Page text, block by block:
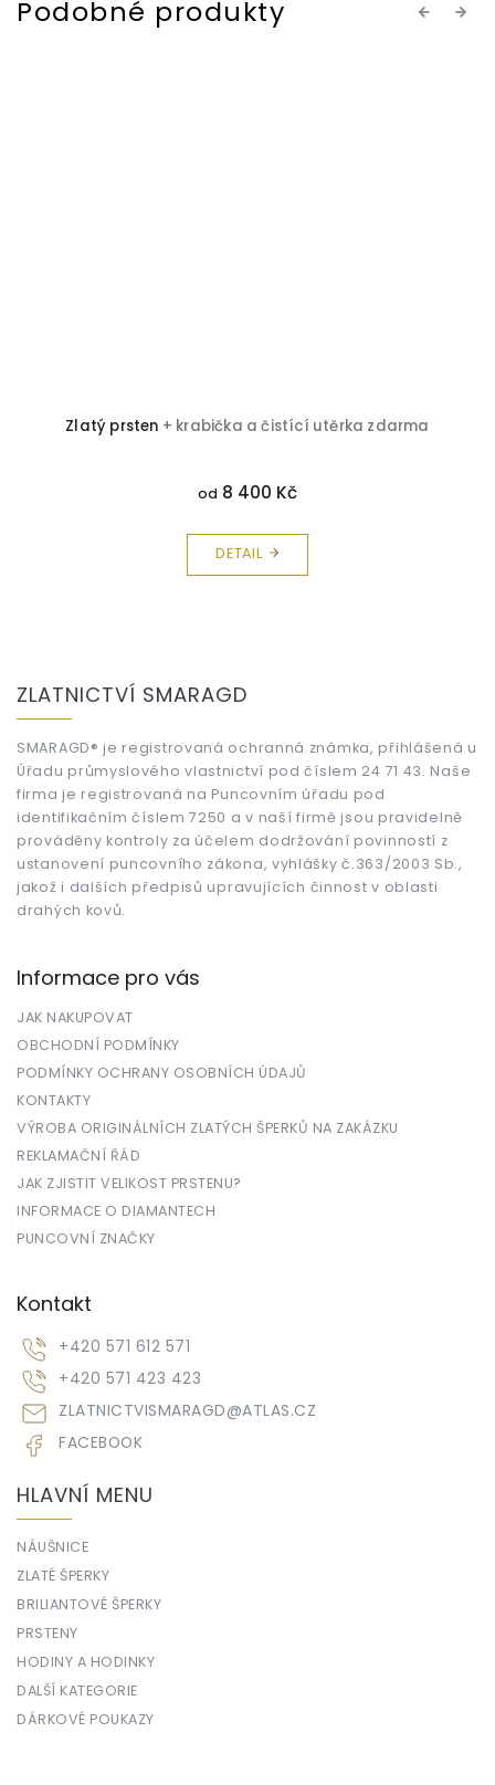
Previous
Zlatý prsten + krabička a čistící utěrka zdarma
od 8 400 Kč
DETAIL
Next
ZLATNICTVÍ SMARAGD
SMARAGD® je registrovaná ochranná známka, přihlášená u
Úřadu průmyslového vlastnictví pod číslem 24 71 43. Naše
firma je registrovaná na Puncovním úřadu pod
identifikačním číslem 7250 a v naší firmě jsou pravidelně
prováděny kontroly za účelem dodržování povinností z
ustanovení puncovního zákona, vyhlášky č.363/2003 Sb.,
jakož i dalších předpisů upravujících činnost v oblasti
drahých kovů.
Informace pro vás
JAK NAKUPOVAT
OBCHODNÍ PODMÍNKY
PODMÍNKY OCHRANY OSOBNÍCH ÚDAJŮ
KONTAKTY
VÝROBA ORIGINÁLNÍCH ZLATÝCH ŠPERKŮ NA ZAKÁZKU
REKLAMAČNÍ ŘÁD
JAK ZJISTIT VELIKOST PRSTENU?
INFORMACE O DIAMANTECH
PUNCOVNÍ ZNAČKY
Kontakt
ZLATNICTVISMARAGD@ATLAS.CZ
+420 571 612 571
+420 571 423 423
FACEBOOK
HLAVNÍ MENU
NÁUŠNICE
ZLATÉ ŠPERKY
BRILIANTOVÉ ŠPERKY
PRSTENY
HODINY A HODINKY
DALŠÍ KATEGORIE
DÁRKOVÉ POUKAZY